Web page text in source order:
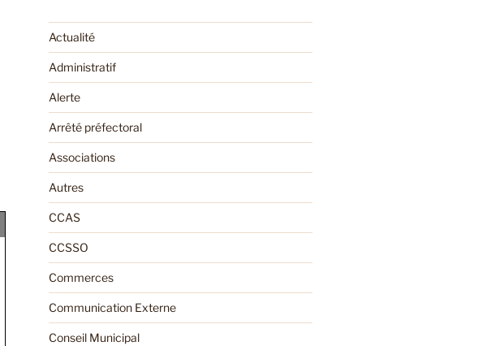
Actualité
Administratif
Alerte
Arrêté préfectoral
Associations
Autres
CCAS
CCSSO
Commerces
Communication Externe
Conseil Municipal